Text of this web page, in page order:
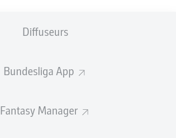
Diffuseurs
Bundesliga App
Fantasy Manager